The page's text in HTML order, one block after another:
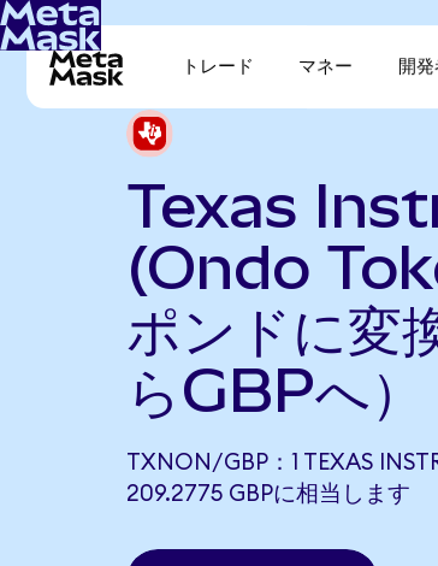
トレード マネー 開発
Texas
(Ondo
ポンドに変
らGBPへ）
TXNON/GBP：1 TEXAS
209.2775 GBPに相当します